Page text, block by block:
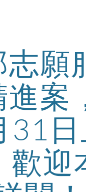
願
案
31
迎